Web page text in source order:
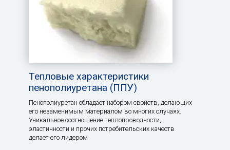
Тепловые характеристики
пенополиуретана (ППУ)
Пенополиуретан обладает набором свойств, делающих
его незаменимым материалом во многих случаях.
Уникальное соотношение теплопроводности,
эластичности и прочих потребительских качеств
делает его лидером